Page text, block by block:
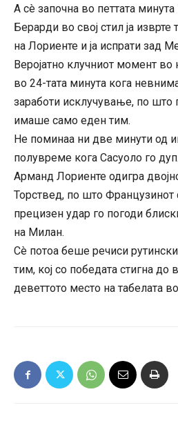
А сè започна во петтата
Берарди во свој стил ја
на Лориенте и ја испрати зад
Веројатно клучниот момент во
во 24-тата минута кога
заработи исклучување, по што
имаше само еден тим.
Не поминаа ни две минути од
полувреме кога Сасуоло го
Арманд Лориенте одигра
Торствед, по што Французинот
прецизен удар го погоди
на Милан.
Сè потоа беше речиси
тим, кој со победата стигна до
деветтото место на табелата